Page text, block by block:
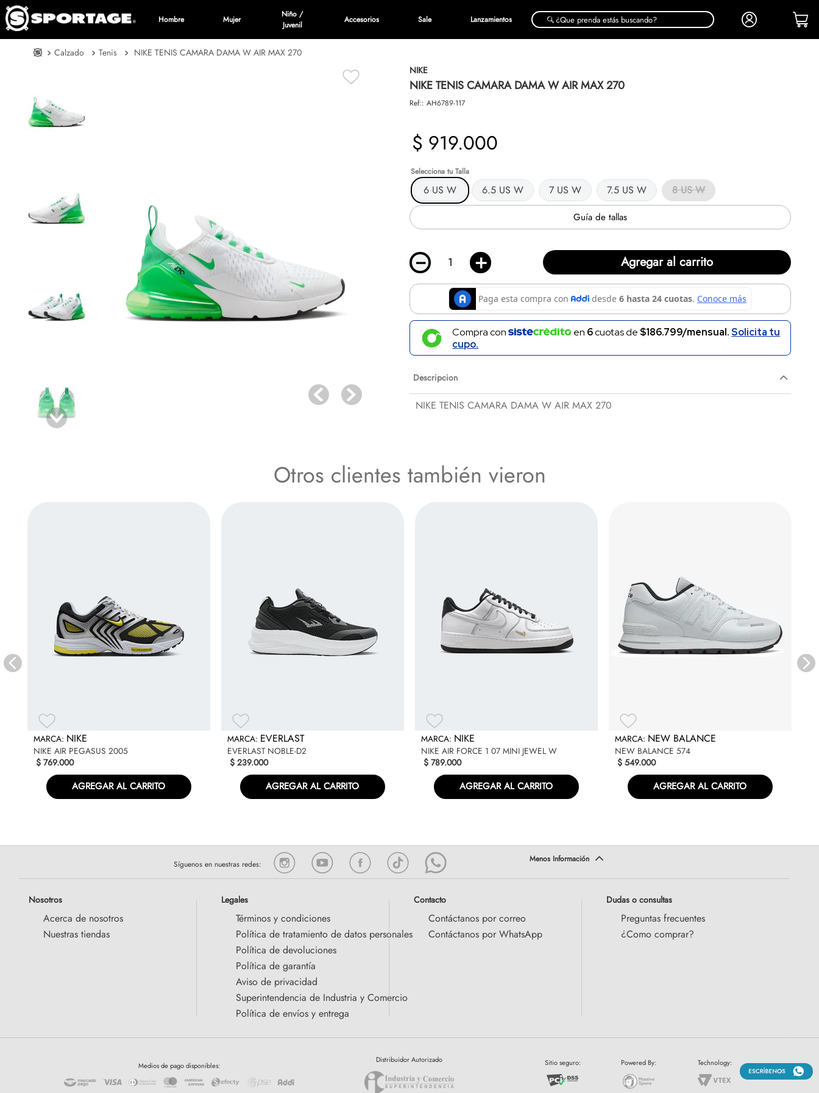
Hombre Mujer
Niño /
Juvenil
Accesorios Sale Lanzamientos ¿Que prenda estás buscando?
Calzado Tenis
NIKE TENIS CAMARA DAMA W AIR MAX 270
NIKE
NIKE TENIS CAMARA DAMA W AIR MAX 270
Ref:: AH6789-117
$ 919.000
Talla
6 US W 6.5 US W 7 US W 7.5 US W 8 US W
Guía de tallas
＋
－ Agregar al carrito
Compra con en 6cuotas de $186.799/mensual.Solicita tu
cupo.
Descripcion
NIKE TENIS CAMARA DAMA W AIR MAX 270
Otros clientes también vieron
NIKE
NIKE AIR PEGASUS 2005
$ 769.000
AGREGAR AL CARRITO
EVERLAST
EVERLAST NOBLE-D2
$ 239.000
AGREGAR AL CARRITO
NIKE
NIKE AIR FORCE 1 07 MINI JEWEL W
$ 789.000
AGREGAR AL CARRITO
NEW BALANCE
NEW BALANCE 574
$ 549.000
AGREGAR AL CARRITO
Síguenos en nuestras redes:
Nosotros
Acerca de nosotros
Nuestras tiendas
Legales
Términos y condiciones
Política de tratamiento de datos personales
Política de devoluciones
Política de garantía
Aviso de privacidad
Superintendencia de Industria y Comercio
Política de envíos y entrega
Contacto
Contáctanos por correo
Contáctanos por WhatsApp
Dudas o consultas
Preguntas frecuentes
¿Como comprar?
Medios de pago disponibles:
Distribuidor Autorizado Sitio seguro: Powered By: Technology: